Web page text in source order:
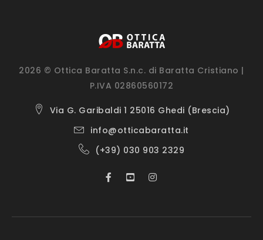
2026 © Ottica Baratta S.n.c. di Baratta Cristiano |
P.IVA 02860560172
Via G. Garibaldi 1 25016 Ghedi (Brescia)
info@otticabaratta.it
(+39) 030 903 2329